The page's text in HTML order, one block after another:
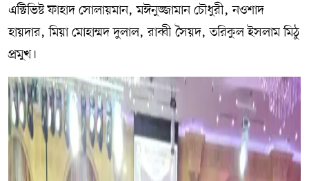
এক্টিভিষ্ট ফাহাদ সোলায়মান, মঈনুজ্জামান চৌধুরী, নওশাদ
হায়দার, মিয়া মোহাম্মদ দুলাল, রাব্বী সৈয়দ, তরিকুল ইসলাম মিঠু
প্রমুখ।